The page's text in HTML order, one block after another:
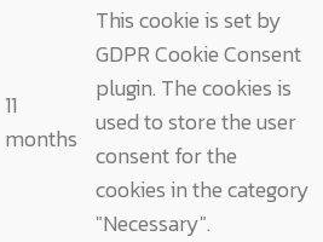
11
months
This cookie is set by
GDPR Cookie Consent
plugin. The cookies is
used to store the user
consent for the
cookies in the category
"Necessary".